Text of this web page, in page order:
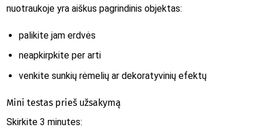
nuotraukoje yra aiškus pagrindinis objektas:
palikite jam erdvės
neapkirpkite per arti
venkite sunkių rėmelių ar dekoratyvinių efektų
Mini testas prieš užsakymą
Skirkite 3 minutes: